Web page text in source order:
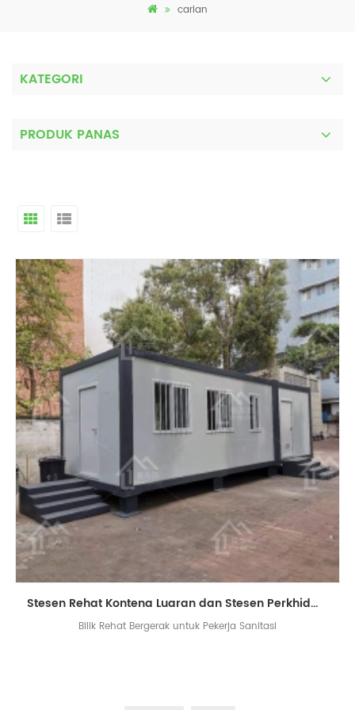
carian
KATEGORI
PRODUK PANAS
Stesen Rehat Kontena Luaran dan Stesen Perkhidmatan untuk Pekerja Sanitasi
Bilik Rehat Bergerak untuk Pekerja Sanitasi